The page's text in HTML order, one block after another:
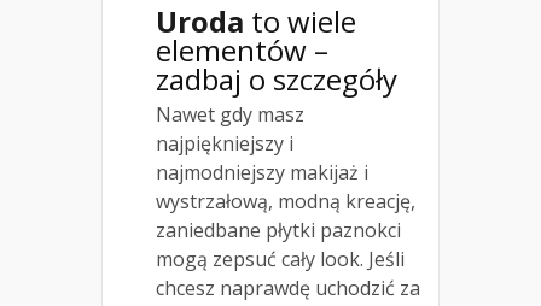
Uroda to wiele
elementów –
zadbaj o szczegóły
Nawet gdy masz
najpiękniejszy i
najmodniejszy makijaż i
wystrzałową, modną kreację,
zaniedbane płytki paznokci
mogą zepsuć cały look. Jeśli
chcesz naprawdę uchodzić za